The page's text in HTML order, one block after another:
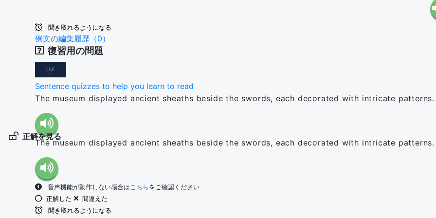
聞き取れるようになる
例文の編集履歴（0）
復習用の問題
Sentence quizzes to help you learn to read
The museum displayed ancient sheaths beside the swords, each decorated with intricate patterns.
正解を見る
The museum displayed ancient sheaths beside the swords, each decorated with intricate patterns.
音声機能が動作しない場合はこちら をご確認ください
正解した
間違えた
聞き取れるようになる